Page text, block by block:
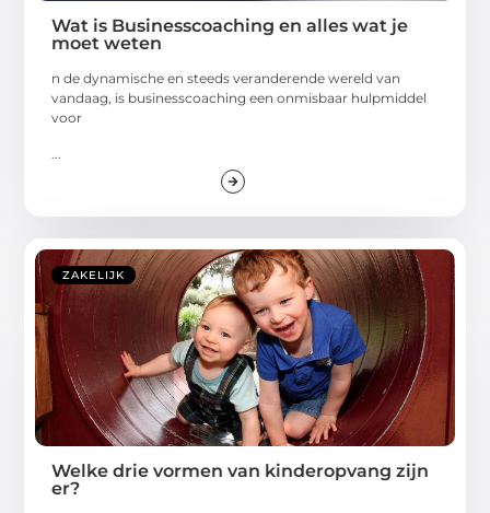
Wat is Businesscoaching en alles wat je
moet weten
n de dynamische en steeds veranderende wereld van
vandaag, is businesscoaching een onmisbaar hulpmiddel
voor
ZAKELIJK
Welke drie vormen van kinderopvang zijn
er?